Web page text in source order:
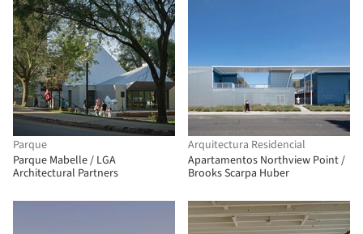
Parque
Parque Mabelle / LGA
Architectural Partners
Arquitectura Residencial
Apartamentos Northview Point /
Brooks Scarpa Huber